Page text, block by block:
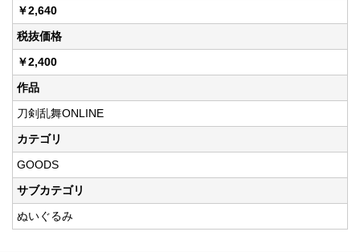
￥2,640
税抜価格
￥2,400
作品
刀剣乱舞ONLINE
カテゴリ
GOODS
サブカテゴリ
ぬいぐるみ